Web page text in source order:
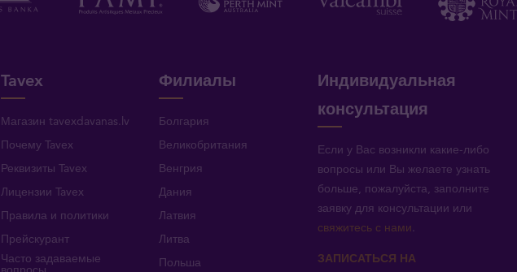
Tavex
Магазин tavexdavanas.lv
Почему Tavex
Реквизиты Tavex
Лицензии Tavex
Правила и политики
Прейскурант
Часто задаваемые
Филиалы
Болгария
Великобритания
Венгрия
Дания
Латвия
Литва
Польша
Индивидуальная
консультация
Если у Вас возникли какие-либо
вопросы или Вы желаете узнать
больше, пожалуйста, заполните
заявку для консультации или
свяжитесь с нами.
ЗАПИСАТЬСЯ НА